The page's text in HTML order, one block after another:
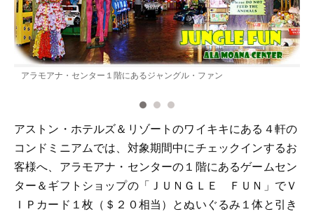
アラモアナ・センター１階にあるジャングル・ファン
アストン・ホテルズ＆リゾートのワイキキにある４軒の
コンドミニアムでは、対象期間中にチェックインするお
客様へ、アラモアナ・センターの１階にあるゲームセン
ター＆ギフトショップの「ＪＵＮＧＬＥ ＦＵＮ」でＶ
ＩＰカード１枚（＄２０相当）とぬいぐるみ１体と引き